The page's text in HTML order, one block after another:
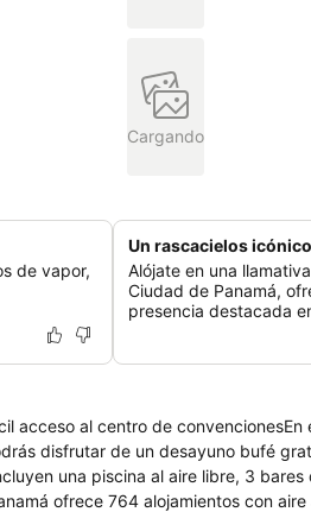
Cargando
de vapor,
Un rascacielos
Alójate en una
Ciudad de Panamá,
presencia destacada
acceso al centro de
disfrutar de un desayuno bufé
una piscina al aire libre, 3
ofrece 764 alojamientos con